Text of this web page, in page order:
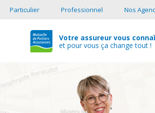
Particulier Professionnel Nos
Votre assureur vous
et pour vous ça change tout !
Adresse Mutuelle de